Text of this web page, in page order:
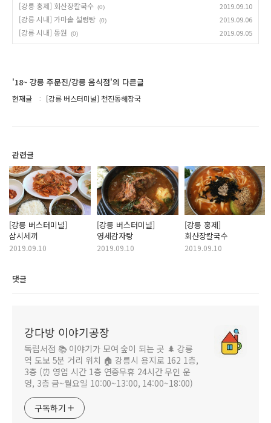
[강릉 홍제] 회산장칼국수 (0) 2019.09.10
[강릉 시내] 가마솥 설렁탕 (0) 2019.09.06
[강릉 시내] 동원 (0) 2019.09.05
'18~ 강릉 주문진/강릉 음식점'의 다른글
현재글 [강릉 버스터미널] 천진동해장국
관련글
[강릉 버스터미널]
삼시세끼
2019.09.10
[강릉 버스터미널]
영세감자탕
2019.09.10
[강릉 홍제]
회산장칼국수
2019.09.10
댓글
강다방 이야기공장
독립서점 📚 이야기가 모여 숲이 되는 곳 🌲 강릉
역 도보 5분 거리 위치 🏠 강릉시 용지로 162 1층,
3층 (⏰ 영업 시간 1층 연중무휴 24시간 무인 운
영, 3층 금~월요일 10:00~13:00, 14:00~18:00)
구독하기